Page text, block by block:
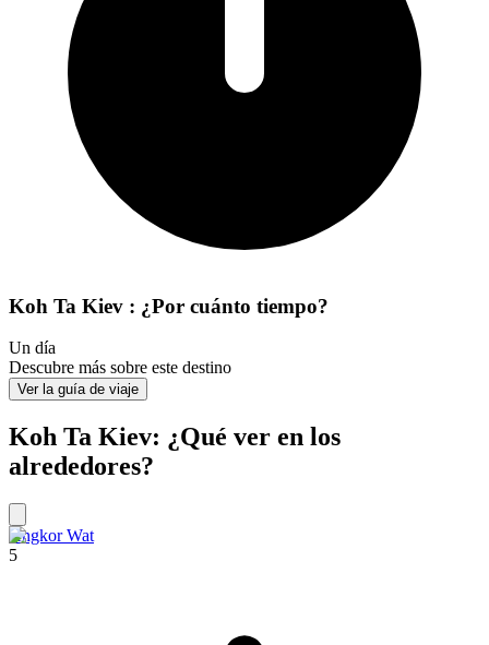
Koh Ta Kiev : ¿Por cuánto tiempo?
Un día
Descubre más sobre este destino
Ver la guía de viaje
Koh Ta Kiev: ¿Qué ver en los
alrededores?
Angkor Wat
5